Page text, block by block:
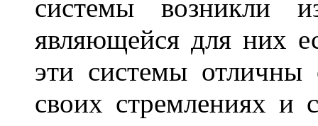
системы возникли
являющейся для них
эти системы
своих стремлениях и